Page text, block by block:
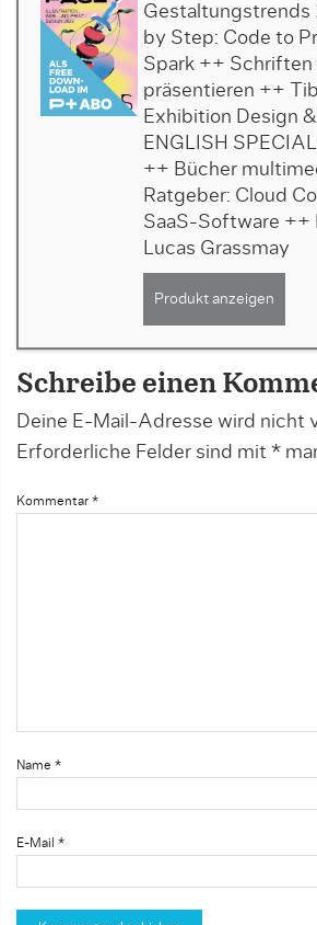
by Step: Code to
Spark ++
präsentieren ++
Exhibition Design
ENGLISH
++ Bücher
Ratgeber: Cloud
SaaS-Software ++
Lucas Grassmay
Produkt anzeigen
Schreibe einen
Deine E-Mail-Adresse wird nicht
Erforderliche Felder sind mit *
Kommentar *
Name *
E-Mail *